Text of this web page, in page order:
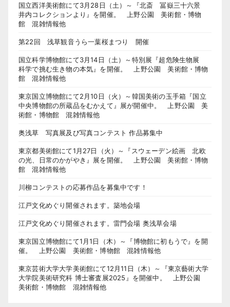
国立西洋美術館にて3月28日（土）～『北斎 冨嶽三十六景
井内コレクションより』を開催。 上野公園 美術館・博物
館 混雑情報他
第22回 浅草観音うら一葉桜まつり 開催
国立科学博物館にて3月14日（土）～特別展『超危険生物展
科学で挑む生き物の本気』を開催。 上野公園 美術館・博物
館 混雑情報他
東京国立博物館にて2月10日（火）～韓国美術の玉手箱『国立
中央博物館の所蔵品をむかえて』展が開催中。 上野公園 美
術館・博物館 混雑情報他
奥浅草 写真展及び写真コンテスト 作品募集中
東京都美術館にて1月27日（火）～『スウェーデン絵画 北欧
の光、日常のかがやき』展を開催。 上野公園 美術館・博物
館 混雑情報他
川柳コンテストの応募作品を募集中です！
江戸文化めぐり開催されます。築地会場
江戸文化めぐり開催されます。雷門会場 奥浅草会場
東京国立博物館にて1月1日（木）～『博物館に初もうで』を開
催。 上野公園 美術館・博物館 混雑情報他
東京芸術大学大学美術館にて12月11日（木）～『東京藝術大学
大学院美術研究科 博士審査展2025』を開催中。 上野公園
美術館・博物館 混雑情報他